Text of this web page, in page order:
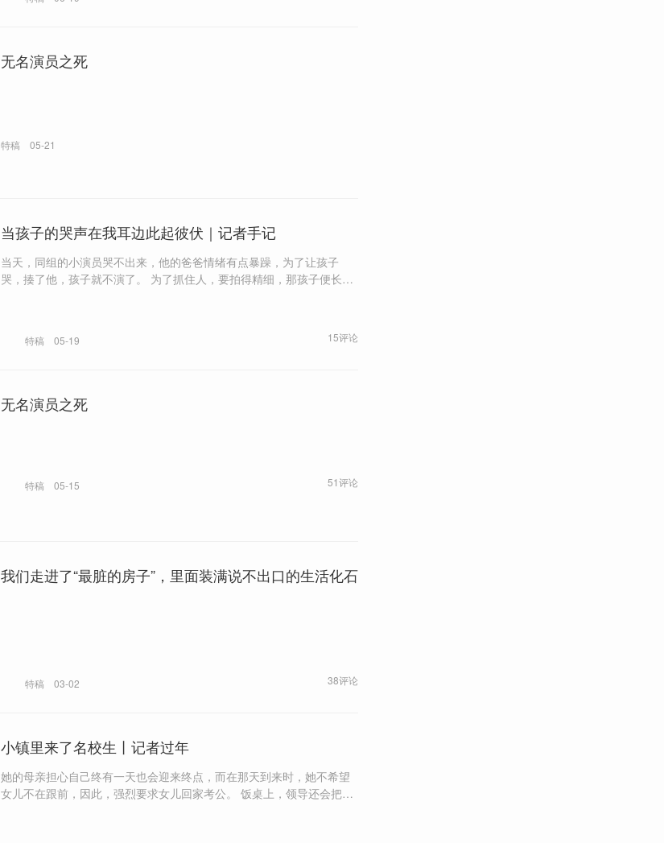
无名演员之死
特稿 05-21
当孩子的哭声在我耳边此起彼伏｜记者手记
当天，同组的小演员哭不出来，他的爸爸情绪有点暴躁，为了让孩子
哭，揍了他，孩子就不演了。 为了抓住人，要拍得精细，那孩子便长时
特稿 05-19 15评论
无名演员之死
特稿 05-15 51评论
我们走进了“最脏的房子”，里面装满说不出口的生活化石
特稿 03-02 38评论
小镇里来了名校生丨记者过年
她的母亲担心自己终有一天也会迎来终点，而在那天到来时，她不希望
女儿不在跟前，因此，强烈要求女儿回家考公。 饭桌上，领导还会把G